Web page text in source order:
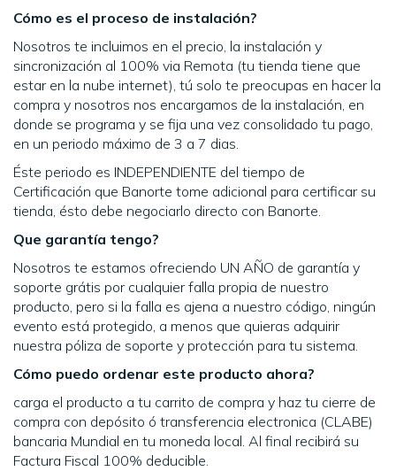
Cómo es el proceso de instalación?
Nosotros te incluimos en el precio, la instalación y
sincronización al 100% via Remota (tu tienda tiene que
estar en la nube internet), tú solo te preocupas en hacer la
compra y nosotros nos encargamos de la instalación, en
donde se programa y se fija una vez consolidado tu pago,
en un periodo máximo de 3 a 7 dias.
Éste periodo es INDEPENDIENTE del tiempo de
Certificación que Banorte tome adicional para certificar su
tienda, ésto debe negociarlo directo con Banorte.
Que garantía tengo?
Nosotros te estamos ofreciendo UN AÑO de garantía y
soporte grátis por cualquier falla propia de nuestro
producto, pero si la falla es ajena a nuestro código, ningún
evento está protegido, a menos que quieras adquirir
nuestra póliza de soporte y protección para tu sistema.
Cómo puedo ordenar este producto ahora?
carga el producto a tu carrito de compra y haz tu cierre de
compra con depósito ó transferencia electronica (CLABE)
bancaria Mundial en tu moneda local. Al final recibirá su
Factura Fiscal 100% deducible.